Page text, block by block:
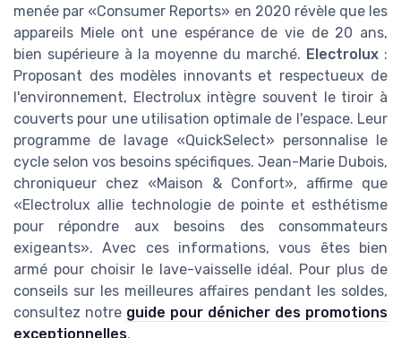
menée par «Consumer Reports» en 2020 révèle que les
appareils Miele ont une espérance de vie de 20 ans,
bien supérieure à la moyenne du marché. Electrolux :
Proposant des modèles innovants et respectueux de
l'environnement, Electrolux intègre souvent le tiroir à
couverts pour une utilisation optimale de l'espace. Leur
programme de lavage «QuickSelect» personnalise le
cycle selon vos besoins spécifiques. Jean-Marie Dubois,
chroniqueur chez «Maison & Confort», affirme que
«Electrolux allie technologie de pointe et esthétisme
pour répondre aux besoins des consommateurs
exigeants». Avec ces informations, vous êtes bien
armé pour choisir le lave-vaisselle idéal. Pour plus de
conseils sur les meilleures affaires pendant les soldes,
consultez notre guide pour dénicher des promotions
exceptionnelles.